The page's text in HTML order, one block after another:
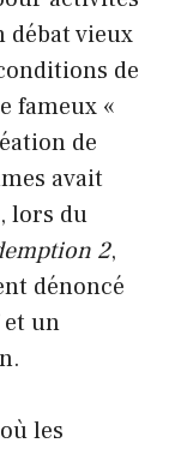
débat vieux
de
fameux «
de
avait
lors du
2,
dénoncé
et un
les